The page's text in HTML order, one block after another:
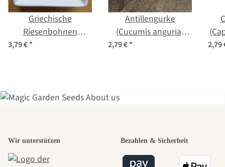
Griechische
Riesenbohnen
'Gigantes' (Phaseolus
3,79 €*
Antillengurke
(Cucumis anguria)
2,79 €* 2,79
schönsten
Wir unterstützen Bezahlen & Sicherheit